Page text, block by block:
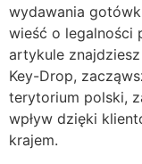
wydawania
wieść o legalności
artykule
Key-Drop,
terytorium polski,
wpływ dzięki
krajem.